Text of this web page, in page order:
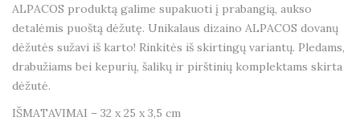
ALPACOS produktą galime supakuoti į prabangią, aukso
detalėmis puoštą dėžutę. Unikalaus dizaino ALPACOS dovanų
dėžutės sužavi iš karto! Rinkitės iš skirtingų variantų. Pledams,
drabužiams bei kepurių, šalikų ir pirštinių komplektams skirta
dėžutė.
IŠMATAVIMAI – 32 x 25 x 3,5 cm